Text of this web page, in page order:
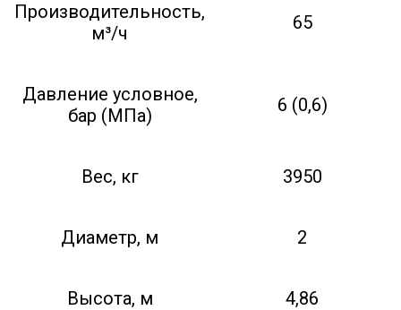
Производительность,
м³/ч
65
Давление условное,
бар (МПа)
6 (0,6)
Вес, кг 3950
Диаметр, м 2
Высота, м 4,86